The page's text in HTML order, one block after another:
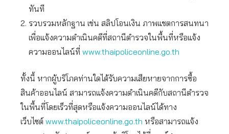
ทันที
รวบรวมหลักฐาน เช่น สลิปโอนเงิน ภาพแชตการสนทนา
เพื่อแจ้งความดำเนินคดีที่สถานีตำรวจในพื้นที่หรือแจ้ง
ความออนไลน์ที่ www.thaipoliceonline.go.th
ทั้งนี้ หากผู้บริโภคท่านใดได้รับความเสียหายจากการซื้อ
สินค้าออนไลน์ สามารถแจ้งความดำเนินคดีกับสถานีตำรวจ
ในพื้นที่โดยเร็วที่สุดหรือแจ้งความออนไลน์ได้ทาง
เว็บไซต์ www.thaipoliceonline.go.th หรือสามารถแจ้ง